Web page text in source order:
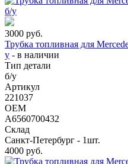
3000 руб.
Трубка топливная для
у - в наличии
Тип детали
б/у
Артикул
221037
OEM
A6560700432
Склад
Санкт-Петербург - 1шт.
4000 руб.